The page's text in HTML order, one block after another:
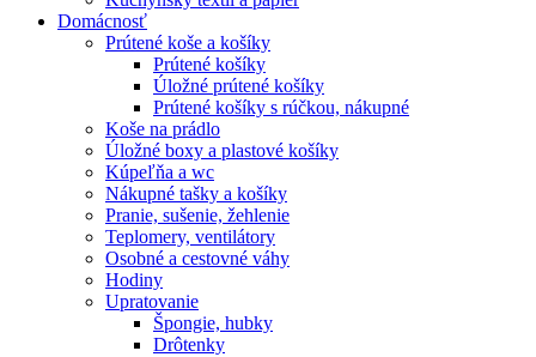
Domácnosť
Prútené koše a košíky
Prútené košíky
Úložné prútené košíky
Prútené košíky s rúčkou, nákupné
Koše na prádlo
Úložné boxy a plastové košíky
Kúpeľňa a wc
Nákupné tašky a košíky
Pranie, sušenie, žehlenie
Teplomery, ventilátory
Osobné a cestovné váhy
Hodiny
Upratovanie
Špongie, hubky
Drôtenky